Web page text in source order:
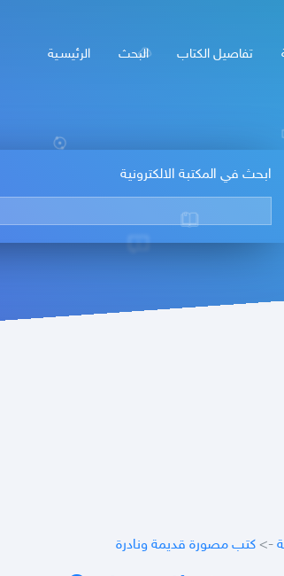
الرئيسـية البحث تفاصيل الكتاب
ابحث في المكتبة الالكترونية
-> كتب مصورة قديمة ونادرة